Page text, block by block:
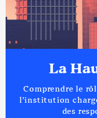
La
Comprendre le
l’institution
des